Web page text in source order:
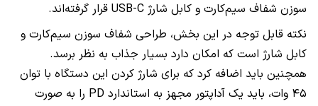
سوزن شفاف سیم‌کارت و کابل شارژ USB-C قرار گرفته‌اند.
نکته قابل توجه در این بخش، طراحی شفاف سوزن سیم‌کارت و
کابل شارژ است که امکان دارد بسیار جذاب به نظر برسد.
همچنین باید اضافه کرد که برای شارژ کردن این دستگاه با توان
۴۵ وات، باید یک آداپتور مجهز به استاندارد PD را به صورت